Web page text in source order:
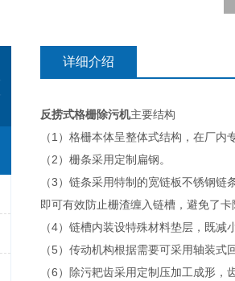
详细介绍
反捞式格栅除污机主要结构
（1）格栅本体呈整体式结构，在厂
（2）栅条采用定制扁钢。
（3）链条采用特制的宽链板不锈钢
即可有效防止栅渣缠入链槽，避免了卡
（4）链槽内装设特殊材料垫层，既
（5）传动机构根据需要可采用轴装
（6）除污耙齿采用定制压加工成形